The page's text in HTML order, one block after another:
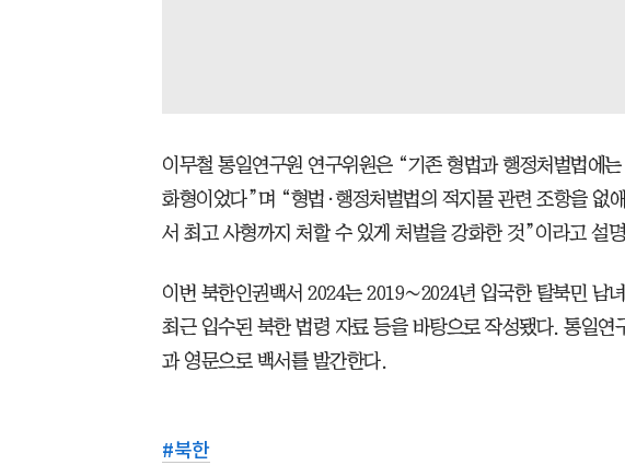
이무철 통일연구원 연구위원은 “기존 형법과 행정처벌법에
화형이었다”며 “형법·행정처벌법의 적지물 관련 조항을 없
서 최고 사형까지 처할 수 있게 처벌을 강화한 것”이라고 설
이번 북한인권백서 2024는 2019∼2024년 입국한 탈북민 남
최근 입수된 북한 법령 자료 등을 바탕으로 작성됐다. 통일연
과 영문으로 백서를 발간한다.
#북한